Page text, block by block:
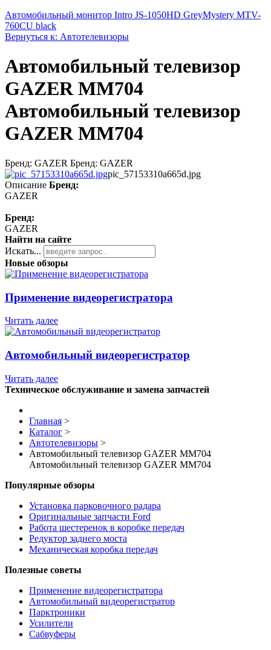
Автомобильный монитор Intro JS-1050HD GreyMystery MTV-
760CU black
Вернуться к: Автотелевизоры
Автомобильный телевизор
GAZER MM704
Автомобильный телевизор
GAZER MM704
Бренд: GAZER Бренд: GAZER
pic_57153310a665d.jpg
Описание Бренд:
GAZER
Бренд:
GAZER
Найти на сайте
Искать...
Новые обзоры
Применение видеорегистратора
Читать далее
Автомобильный видеорегистратор
Читать далее
Техническое обслуживание и замена запчастей
Главная >
Каталог >
Автотелевизоры >
Автомобильный телевизор GAZER MM704
Автомобильный телевизор GAZER MM704
Популярные обзоры
Установка парковочного радара
Оригинальные запчасти Ford
Работа шестеренок в коробке передач
Редуктор заднего моста
Механическая коробка передач
Полезные советы
Применение видеорегистратора
Автомобильный видеорегистратор
Парктроники
Усилители
Cабвуферы